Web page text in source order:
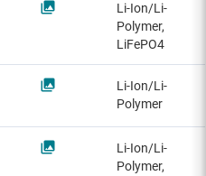
Li-Ion/Li-
Polymer,
LiFePO4
Li-Ion/Li-
Polymer
Li-Ion/Li-
Polymer,